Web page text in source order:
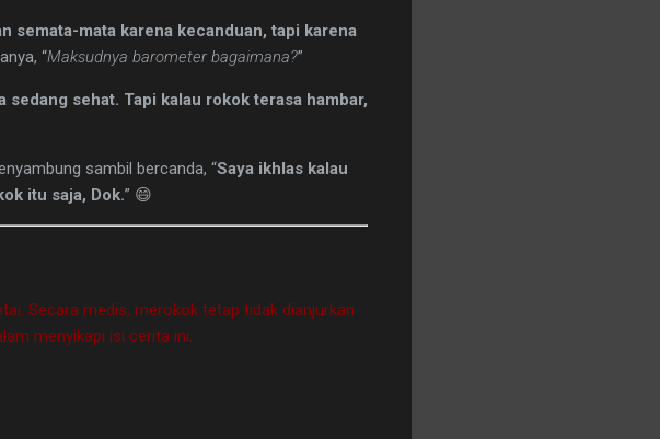
semata-mata karena kecanduan, tapi karena
“Maksudnya barometer bagaimana?”
sehat. Tapi kalau rokok terasa hambar,
sambil bercanda, “Saya ikhlas kalau
itu saja, Dok.” 😄
Secara medis, merokok tetap tidak dianjurkan
menyikapi isi cerita ini.